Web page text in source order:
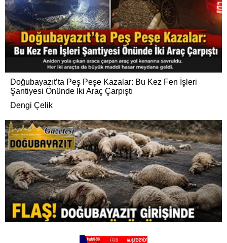
Doğubayazıt’ta Peş Peşe Kazalar: Bu Kez Fen İşleri
Şantiyesi Önünde İki Araç Çarpıştı
Dengi Çelik